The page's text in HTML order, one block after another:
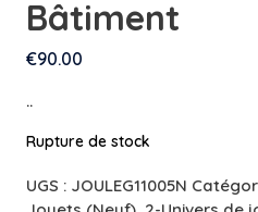
Bâtiment
€90.00
..
Rupture de stock
UGS : JOULEG11005N